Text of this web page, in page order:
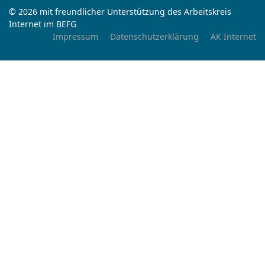
© 2026 mit freundlicher Unterstützung des Arbeitskreis
Internet im BEFG
Impressum
Datenschutzerklärung AK Internet